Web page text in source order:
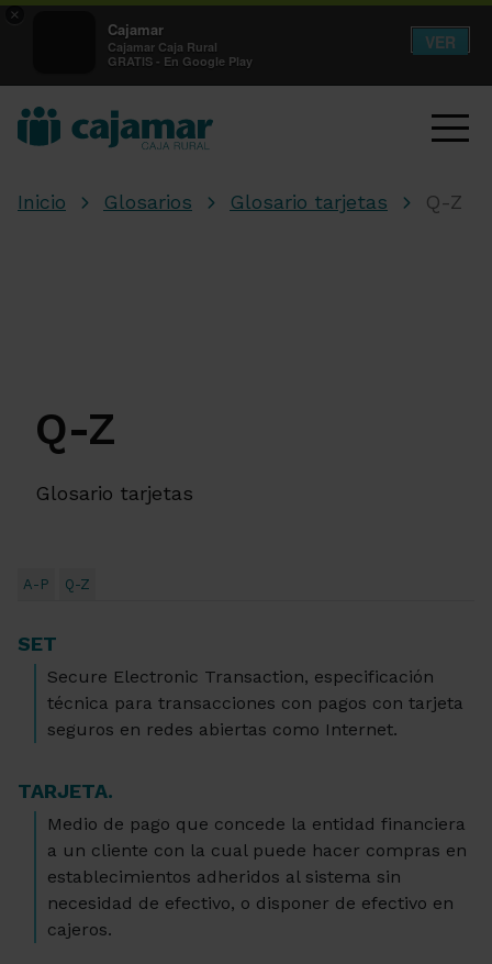
×
Cajamar
Cajamar Caja Rural
GRATIS - En Google Play
VER
Inicio Glosarios Glosario tarjetas Q-Z
Q-Z
Glosario tarjetas
A-P Q-Z
SET
Secure Electronic Transaction, especificación
técnica para transacciones con pagos con tarjeta
seguros en redes abiertas como Internet.
TARJETA.
Medio de pago que concede la entidad financiera
a un cliente con la cual puede hacer compras en
establecimientos adheridos al sistema sin
necesidad de efectivo, o disponer de efectivo en
cajeros.